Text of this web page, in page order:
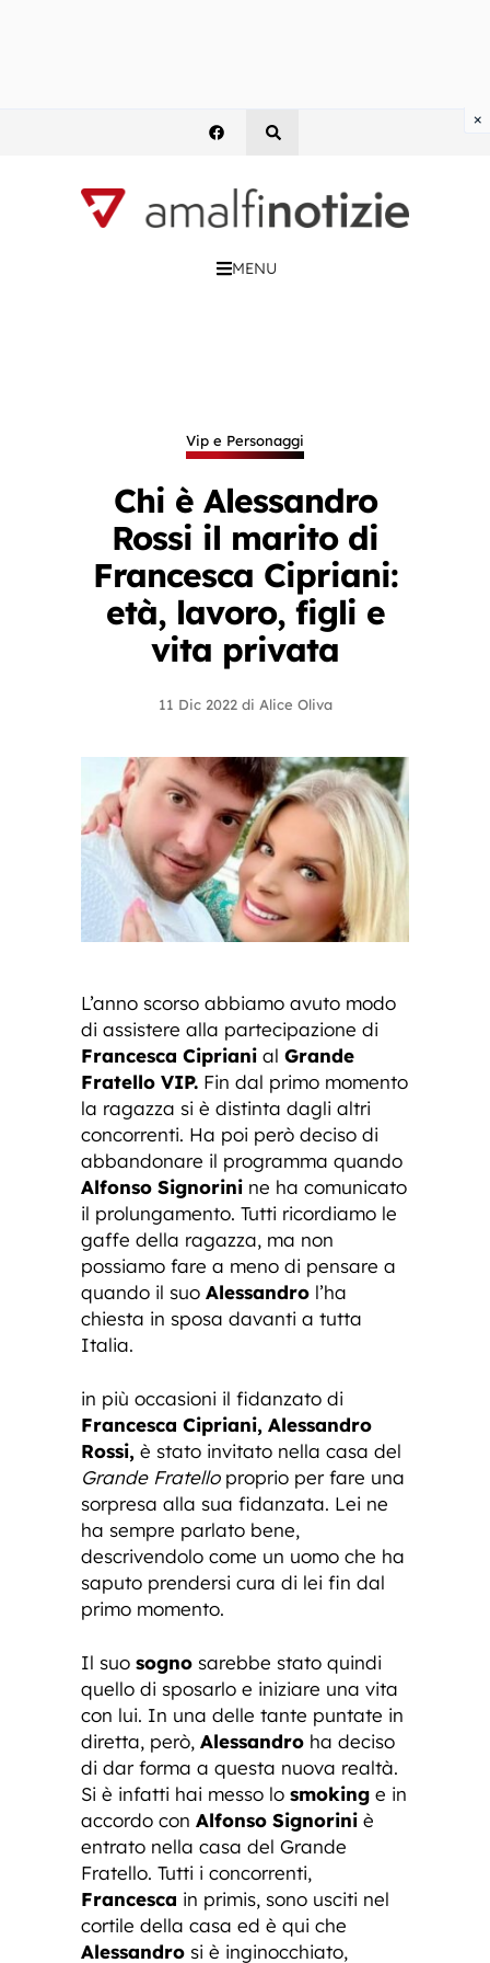
MENU
Vip e Personaggi
Chi è Alessandro
Rossi il marito di
Francesca Cipriani:
età, lavoro, figli e
vita privata
11 Dic 2022 di Alice Oliva
L’anno scorso abbiamo avuto modo
di assistere alla partecipazione di
Francesca Cipriani al Grande
Fratello VIP. Fin dal primo momento
la ragazza si è distinta dagli altri
concorrenti. Ha poi però deciso di
abbandonare il programma quando
Alfonso Signorini ne ha comunicato
il prolungamento. Tutti ricordiamo le
gaffe della ragazza, ma non
possiamo fare a meno di pensare a
quando il suo Alessandro l’ha
chiesta in sposa davanti a tutta
Italia.
in più occasioni il fidanzato di
Francesca Cipriani, Alessandro
Rossi, è stato invitato nella casa del
Grande Fratelloproprio per fare una
sorpresa alla sua fidanzata. Lei ne
ha sempre parlato bene,
descrivendolo come un uomo che ha
saputo prendersi cura di lei fin dal
primo momento.
Il suo sogno sarebbe stato quindi
quello di sposarlo e iniziare una vita
con lui. In una delle tante puntate in
diretta, però, Alessandro ha deciso
di dar forma a questa nuova realtà.
Si è infatti hai messo lo smoking e in
accordo con Alfonso Signorini è
entrato nella casa del Grande
Fratello. Tutti i concorrenti,
Francesca in primis, sono usciti nel
cortile della casa ed è qui che
Alessandro si è inginocchiato,
×